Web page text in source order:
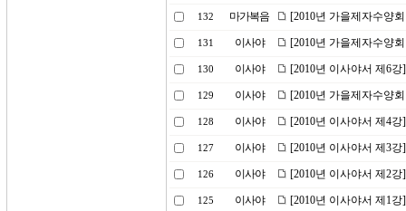
132 마가복음 [2010년 가을제자수양
131 이사야 [2010년 가을제자수양
130 이사야 [2010년 이사야서 제6
129 이사야 [2010년 가을제자수양
128 이사야 [2010년 이사야서 제4
127 이사야 [2010년 이사야서 제3
126 이사야 [2010년 이사야서 제2
125 이사야 [2010년 이사야서 제1